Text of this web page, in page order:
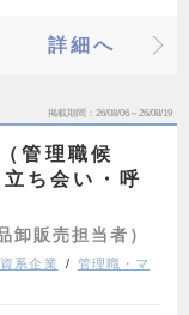
詳細へ
掲載期間 26/08/06～26/08/19
管理職候
ち会い・呼
卸販売担当者）
系企業
管理職・マ